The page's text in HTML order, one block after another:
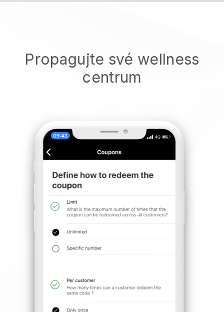
Propagujte své wellness
centrum